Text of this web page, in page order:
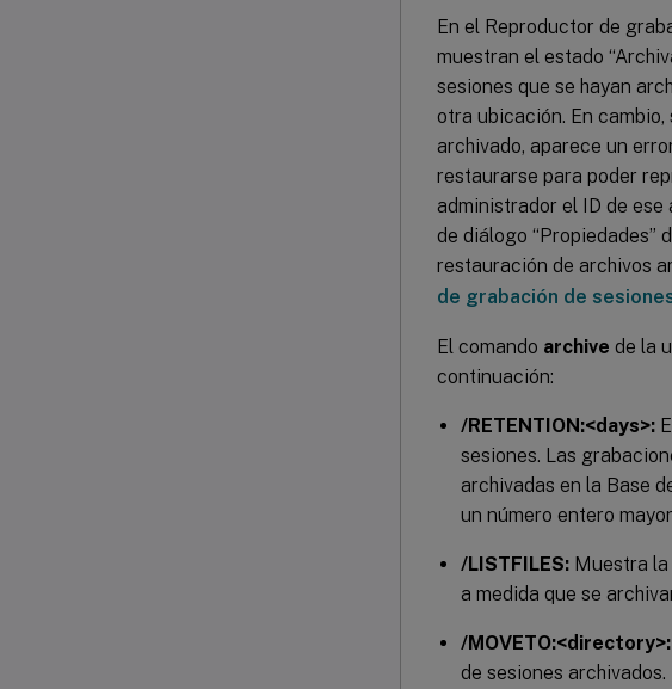
En el Reproductor de
muestran el estado
sesiones que se hayan
otra ubicación. En
archivado, aparece un
restaurarse para poder
administrador el ID de
de diálogo “Propiedades”
restauración de archivos
de grabación de
El comando archive de la
continuación:
/RETENTION:<days>:
sesiones. Las
archivadas en la Base
un número entero
/LISTFILES: Muestra la
a medida que se
/MOVETO:<directory>:
de sesiones